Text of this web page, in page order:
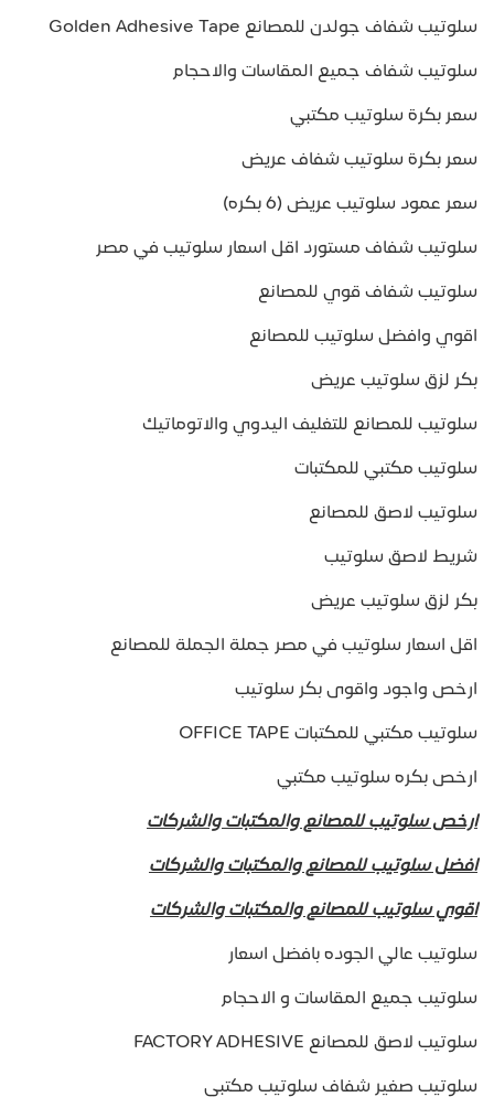
سلوتيب شفاف جولدن للمصانع Golden Adhesive Tape
سلوتيب شفاف جميع المقاسات والاحجام
سعر بكرة سلوتيب مكتبي
سعر بكرة سلوتيب شفاف عريض
سعر عمود سلوتيب عريض (6 بكره)
سلوتيب شفاف مستورد اقل اسعار سلوتيب في مصر
سلوتيب شفاف قوي للمصانع
اقوي وافضل سلوتيب للمصانع
بكر لزق سلوتيب عريض
سلوتيب للمصانع للتغليف اليدوي والاتوماتيك
سلوتيب مكتبي للمكتبات
سلوتيب لاصق للمصانع
شريط لاصق سلوتيب
بكر لزق سلوتيب عريض
اقل اسعار سلوتيب في مصر جملة الجملة للمصانع
ارخص واجود واقوى بكر سلوتيب
سلوتيب مكتبي للمكتبات OFFICE TAPE
ارخص بكره سلوتيب مكتبي
ارخص سلوتيب للمصانع والمكتبات والشركات
افضل سلوتيب للمصانع والمكتبات والشركات
اقوي سلوتيب للمصانع والمكتبات والشركات
سلوتيب عالي الجوده بافضل اسعار
سلوتيب جميع المقاسات و الاحجام
سلوتيب لاصق للمصانع FACTORY ADHESIVE
سلوتيب صغير شفاف سلوتيب مكتبي